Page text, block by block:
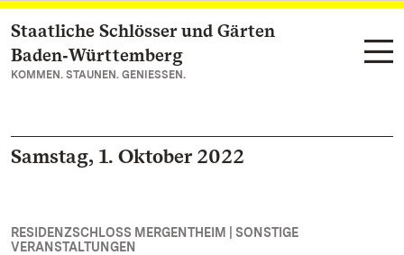
Zum Hauptinhalt springen
Staatliche Schlösser und Gärten
Baden‑Württemberg
KOMMEN. STAUNEN. GENIESSEN.
Samstag, 1. Oktober 2022
RESIDENZSCHLOSS MERGENTHEIM | SONSTIGE
VERANSTALTUNGEN